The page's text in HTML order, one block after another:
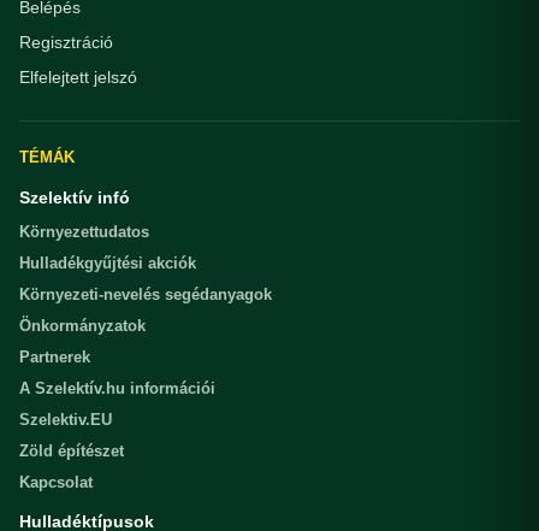
Belépés
Regisztráció
Elfelejtett jelszó
TÉMÁK
Szelektív infó
Környezettudatos
Hulladékgyűjtési akciók
Környezeti-nevelés segédanyagok
Önkormányzatok
Partnerek
A Szelektív.hu információi
Szelektiv.EU
Zöld építészet
Kapcsolat
Hulladéktípusok